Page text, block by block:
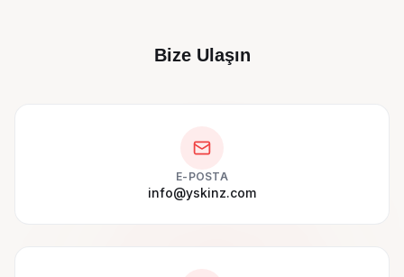
Bize Ulaşın
E-POSTA
info@yskinz.com